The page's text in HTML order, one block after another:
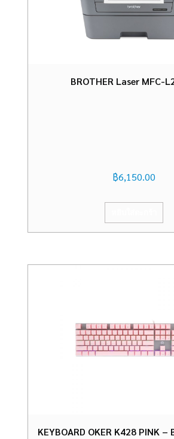
BROTHER Laser MFC-
฿6,150.00
KEYBOARD OKER K428 PINK –